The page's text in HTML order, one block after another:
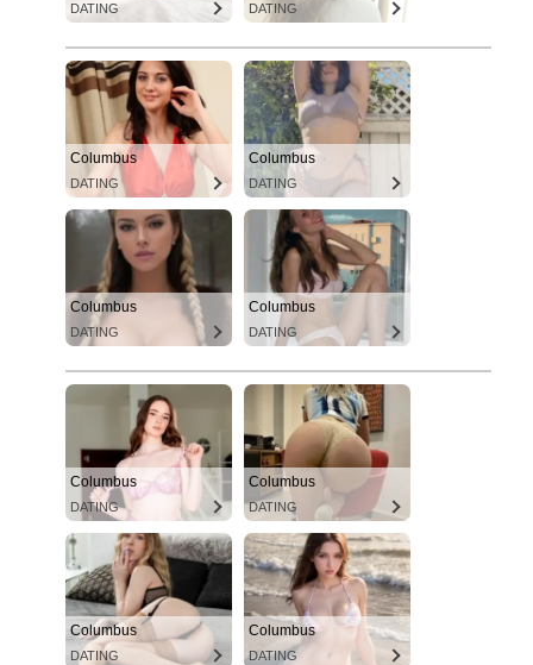
DATING DATING
Columbus
DATING
Columbus
DATING
Columbus
DATING
Columbus
DATING
Columbus
DATING
Columbus
DATING
Columbus
DATING
Columbus
DATING